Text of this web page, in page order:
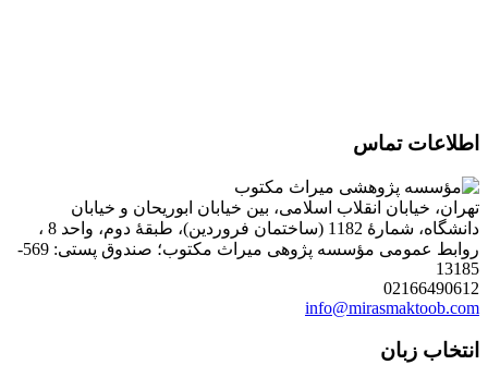
اطلاعات تماس
تهران، خیابان انقلاب اسلامی، بین خیابان ابوریحان و خیابان
دانشگاه، شمارۀ 1182 (ساختمان فروردین)، طبقۀ دوم، واحد 8 ،
روابط عمومی مؤسسه پژوهی میراث مکتوب؛ صندوق پستی: 569-
13185
02166490612
info@mirasmaktoob.com
انتخاب زبان